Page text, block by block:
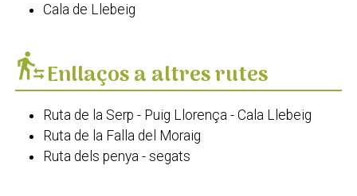
Cala de Llebeig
transfer_within_a_stationEnllaços a altres rutes
Ruta de la Serp - Puig Llorença - Cala Llebeig
Ruta de la Falla del Moraig
Ruta dels penya - segats